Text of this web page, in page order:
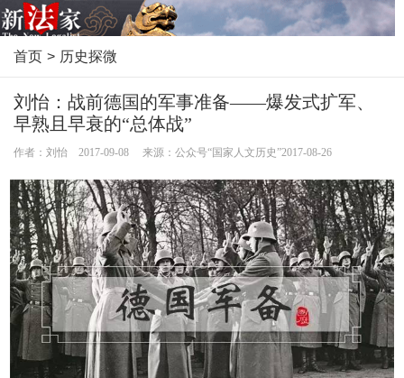
首页 > 历史探微
刘怡：战前德国的军事准备——爆发式扩军、
早熟且早衰的“总体战”
作者：刘怡 2017-09-08 来源：公众号“国家人文历史”2017-08-26